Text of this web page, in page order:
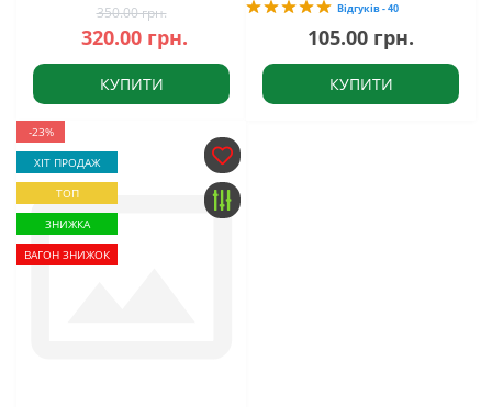
350.00 грн.
320.00 грн.
КУПИТИ
Відгуків - 40
105.00 грн.
КУПИТИ
-23%
ХІТ ПРОДАЖ
ТОП
ЗНИЖКА
ВАГОН ЗНИЖОК